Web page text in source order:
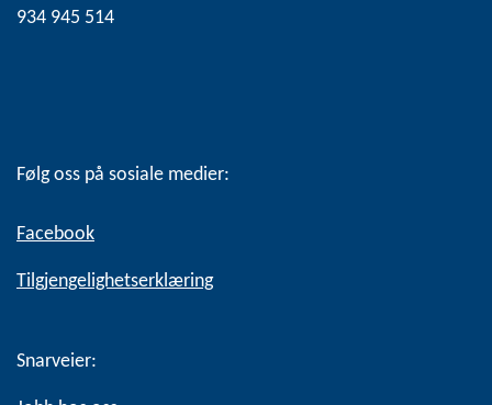
934 945 514
Følg oss på sosiale medier:
Facebook
Tilgjengelighetserklæring
Snarveier: